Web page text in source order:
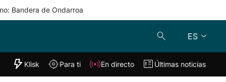
Bandera de Ondarroa
ES
"Helmuga"
Klisk En directo
Klisk Para ti En directo Últimas noticias